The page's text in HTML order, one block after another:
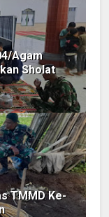
Agam
Sholat
TMMD Ke-